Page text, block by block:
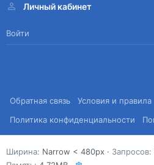
Личный кабинет
Войти
Обратная связь
Условия и правила
Политика конфиденциальности
Ширина Запросов